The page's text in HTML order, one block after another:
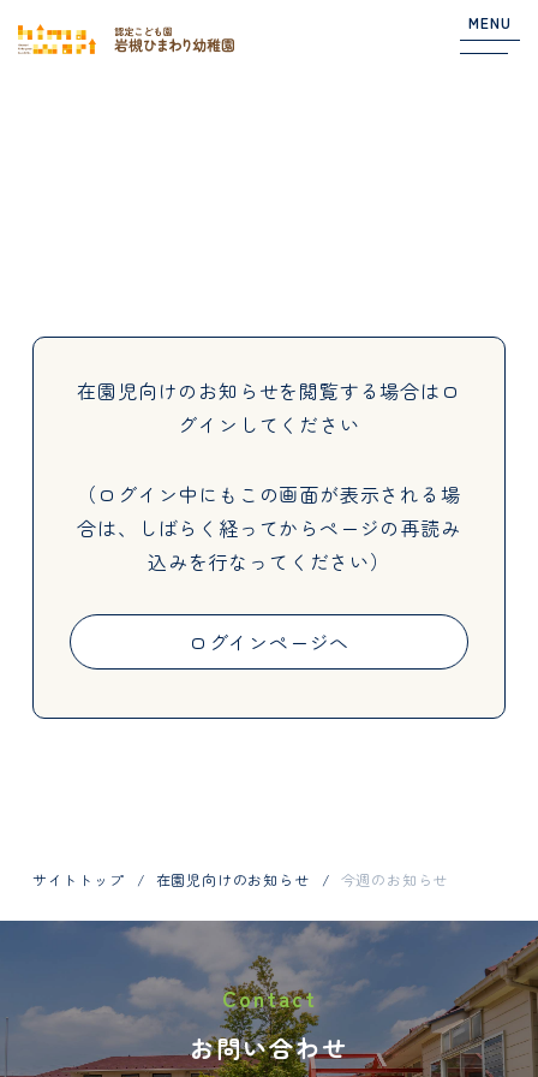
MENU
About
Activities
お問い合わせはお電話で
048-798-1404
在園児向けのお知らせを閲覧する場合は ロ
グインしてください
（ログイン中にもこの画面が表示される場
合は、しばらく経ってからページの再読み
込みを行なってください）
ログインページへ
サイトトップ 在園児向けのお知らせ 今週のお知らせ
Contact
お問い合わせ